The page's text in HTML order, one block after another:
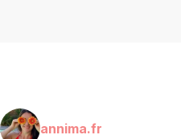
annima.fr